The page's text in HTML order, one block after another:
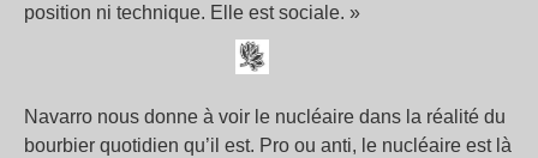
position ni technique. Elle est sociale. »
Navarro nous donne à voir le nucléaire dans la réalité du
bourbier quotidien qu’il est. Pro ou anti, le nucléaire est là